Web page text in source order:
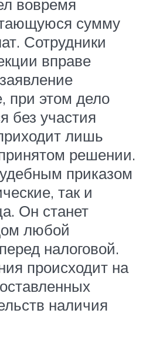
вовремя
сумму
Сотрудники
вправе
при этом дело
без участия
лишь
решении.
приказом
так и
Он станет
любой
налоговой.
происходит на
наличия